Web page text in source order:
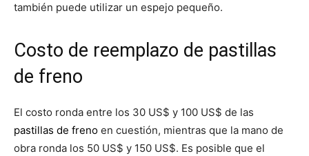
también puede utilizar un espejo pequeño.
Costo de reemplazo de pastillas
de freno
El costo ronda entre los 30 US$ y 100 US$ de las
pastillas de freno en cuestión, mientras que la mano de
obra ronda los 50 US$ y 150 US$. Es posible que el